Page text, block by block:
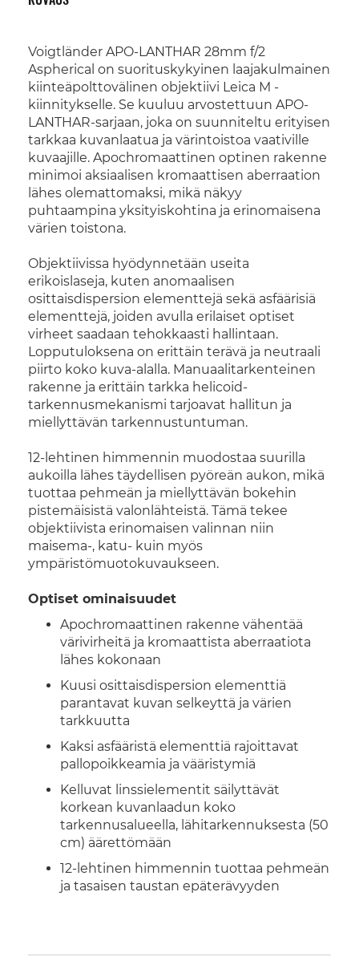
Voigtländer APO-LANTHAR 28mm f/2
Aspherical on suorituskykyinen laajakulmainen
kiinteäpolttovälinen objektiivi Leica M -
kiinnitykselle. Se kuuluu arvostettuun APO-
LANTHAR-sarjaan, joka on suunniteltu erityisen
tarkkaa kuvanlaatua ja värintoistoa vaativille
kuvaajille. Apochromaattinen optinen rakenne
minimoi aksiaalisen kromaattisen aberraation
lähes olemattomaksi, mikä näkyy
puhtaampina yksityiskohtina ja erinomaisena
värien toistona.
Objektiivissa hyödynnetään useita
erikoislaseja, kuten anomaalisen
osittaisdispersion elementtejä sekä asfäärisiä
elementtejä, joiden avulla erilaiset optiset
virheet saadaan tehokkaasti hallintaan.
Lopputuloksena on erittäin terävä ja neutraali
piirto koko kuva-alalla. Manuaalitarkenteinen
rakenne ja erittäin tarkka helicoid-
tarkennusmekanismi tarjoavat hallitun ja
miellyttävän tarkennustuntuman.
12-lehtinen himmennin muodostaa suurilla
aukoilla lähes täydellisen pyöreän aukon, mikä
tuottaa pehmeän ja miellyttävän bokehin
pistemäisistä valonlähteistä. Tämä tekee
objektiivista erinomaisen valinnan niin
maisema-, katu- kuin myös
ympäristömuotokuvaukseen.
Optiset ominaisuudet
Apochromaattinen rakenne vähentää
värivirheitä ja kromaattista aberraatiota
lähes kokonaan
Kuusi osittaisdispersion elementtiä
parantavat kuvan selkeyttä ja värien
tarkkuutta
Kaksi asfääristä elementtiä rajoittavat
pallopoikkeamia ja vääristymiä
Kelluvat linssielementit säilyttävät
korkean kuvanlaadun koko
tarkennusalueella, lähitarkennuksesta (50
cm) äärettömään
12-lehtinen himmennin tuottaa pehmeän
ja tasaisen taustan epäterävyyden